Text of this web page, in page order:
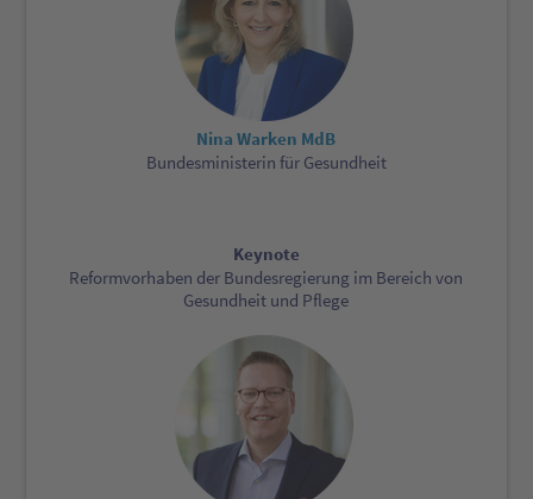
Nina Warken MdB
Bundesministerin für Gesundheit
Keynote
Reformvorhaben der Bundesregierung im Bereich von
Gesundheit und Pflege